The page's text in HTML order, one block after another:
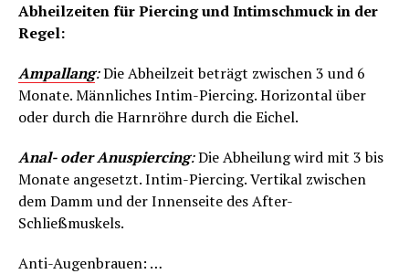
Abheilzeiten für Piercing und Intimschmuck in der
Regel:
Ampallang:Die Abheilzeit beträgt zwischen 3 und 6
Monate. Männliches Intim-Piercing. Horizontal über
oder durch die Harnröhre durch die Eichel.
Anal- oder Anuspiercing:Die Abheilung wird mit 3 bis
Monate angesetzt. Intim-Piercing. Vertikal zwischen
dem Damm und der Innenseite des After-
Schließmuskels.
Anti-Augenbrauen: …